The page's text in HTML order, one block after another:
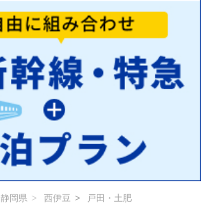
静岡県 西伊豆 戸田・土肥